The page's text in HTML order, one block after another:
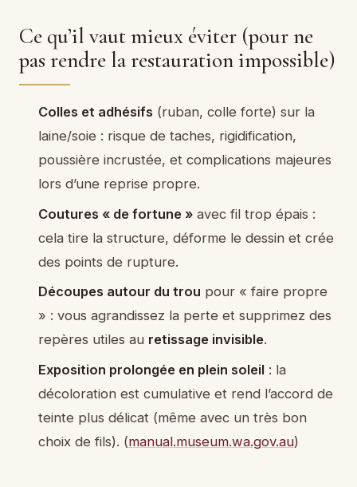
Ce qu’il vaut mieux éviter (pour ne
pas rendre la restauration impossible)
Colles et adhésifs (ruban, colle forte) sur la
laine/soie : risque de taches, rigidification,
poussière incrustée, et complications majeures
lors d’une reprise propre.
Coutures « de fortune »avec fil trop épais :
cela tire la structure, déforme le dessin et crée
des points de rupture.
Découpes autour du trou pour « faire propre
» : vous agrandissez la perte et supprimez des
repères utiles au retissage invisible.
Exposition prolongée en plein soleil: la
décoloration est cumulative et rend l’accord de
teinte plus délicat (même avec un très bon
choix de fils). (manual.museum.wa.gov.au)